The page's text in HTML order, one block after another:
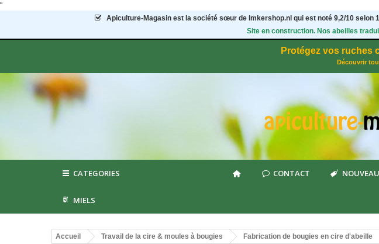
"
Apiculture-Magasin est la société sœur de Imkershop.nl qui est noté 9,2/10 selon
Site en construction. Nos abeilles
Protégez vos ruches
Découvrir
CATEGORIES CONTACT
MIELS
Accueil Travail de la cire & moules à bougies Fabrication de bougies en cire d'abeille